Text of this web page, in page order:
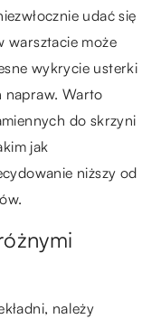
udać się
warsztacie może
wykrycie usterki
napraw. Warto
do skrzyni
jak
niższy od
należy